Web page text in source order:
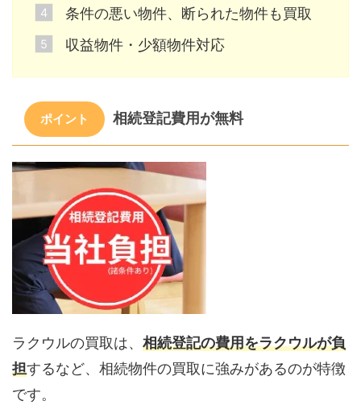
条件の悪い物件、断られた物件も買取
収益物件・少額物件対応
ポイント 相続登記費用が無料
ラクウルの買取は、 相続登記の費用をラクウルが負
担するなど、相続物件の買取に強みがあるのが特徴
です。